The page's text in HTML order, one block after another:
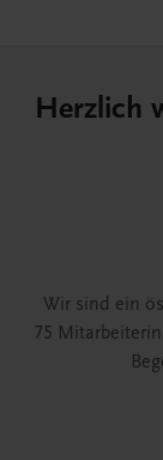
Herzlich
Wir sind ein
75